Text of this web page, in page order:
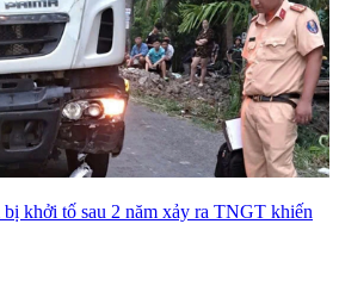
khởi tố sau 2 năm xảy ra TNGT khiến